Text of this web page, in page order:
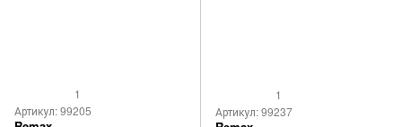
1
Артикул: 99205
1
Артикул: 99237